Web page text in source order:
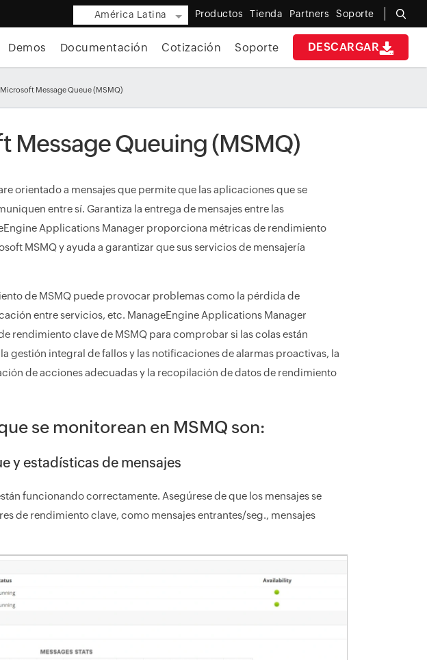
América Latina Productos Tienda Partners Soporte
DESCARGAR
Demos Documentación Cotización Soporte
Message Queue (MSMQ)
Message Queuing (MSMQ)
orientado a mensajes que permite que las aplicaciones que se
entre sí. Garantiza la entrega de mensajes entre las
Applications Manager proporciona métricas de rendimiento
MSMQ y ayuda a garantizar que sus servicios de mensajería
de MSMQ puede provocar problemas como la pérdida de
entre servicios, etc. ManageEngine Applications Manager
rendimiento clave de MSMQ para comprobar si las colas están
gestión integral de fallos y las notificaciones de alarmas proactivas, la
de acciones adecuadas y la recopilación de datos de rendimiento
se monitorean en MSMQ son:
y estadísticas de mensajes
funcionando correctamente. Asegúrese de que los mensajes se
de rendimiento clave, como mensajes entrantes/seg., mensajes